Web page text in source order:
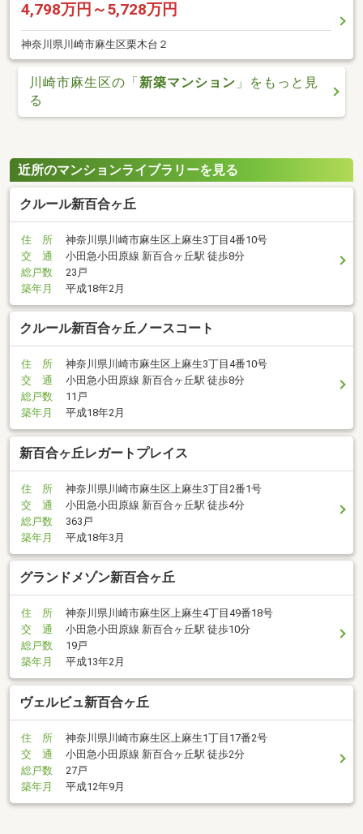
4,798万円～5,728万円
神奈川県川崎市麻生区栗木台２
川崎市麻生区の「新築マンション 」をもっと見
る
近所のマンションライブラリーを見る
クルール新百合ヶ丘
住 所
神奈川県川崎市麻生区上麻生3丁目4番10号
交 通
小田急小田原線 新百合ヶ丘駅 徒歩8分
総戸数
23戸
築年月
平成18年2月
クルール新百合ヶ丘ノースコート
住 所
神奈川県川崎市麻生区上麻生3丁目4番10号
交 通
小田急小田原線 新百合ヶ丘駅 徒歩8分
総戸数
11戸
築年月
平成18年2月
新百合ヶ丘レガートプレイス
住 所
神奈川県川崎市麻生区上麻生3丁目2番1号
交 通
小田急小田原線 新百合ヶ丘駅 徒歩4分
総戸数
363戸
築年月
平成18年3月
グランドメゾン新百合ヶ丘
住 所
神奈川県川崎市麻生区上麻生4丁目49番18号
交 通
小田急小田原線 新百合ヶ丘駅 徒歩10分
総戸数
19戸
築年月
平成13年2月
ヴェルビュ新百合ヶ丘
住 所
神奈川県川崎市麻生区上麻生1丁目17番2号
交 通
小田急小田原線 新百合ヶ丘駅 徒歩2分
総戸数
27戸
築年月
平成12年9月